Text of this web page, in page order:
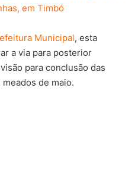
em Timbó
Municipal, esta
a via para posterior
para conclusão das
de maio.